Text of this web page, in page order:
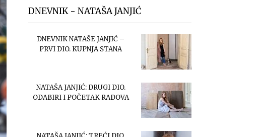
DNEVNIK - NATAŠA JANJIĆ
DNEVNIK NATAŠE JANJIĆ –
PRVI DIO. KUPNJA STANA
NATAŠA JANJIĆ: DRUGI DIO.
ODABIRI I POČETAK RADOVA